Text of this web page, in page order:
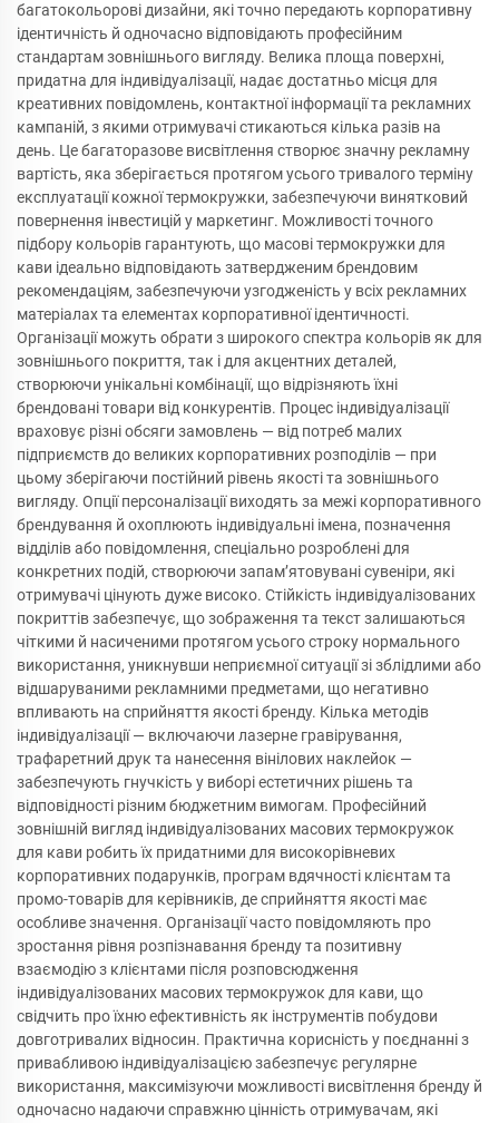
багатокольорові дизайни, які точно передають корпоративну
ідентичність й одночасно відповідають професійним
стандартам зовнішнього вигляду. Велика площа поверхні,
придатна для індивідуалізації, надає достатньо місця для
креативних повідомлень, контактної інформації та рекламних
кампаній, з якими отримувачі стикаються кілька разів на
день. Це багаторазове висвітлення створює значну рекламну
вартість, яка зберігається протягом усього тривалого терміну
експлуатації кожної термокружки, забезпечуючи винятковий
повернення інвестицій у маркетинг. Можливості точного
підбору кольорів гарантують, що масові термокружки для
кави ідеально відповідають затвердженим брендовим
рекомендаціям, забезпечуючи узгодженість у всіх рекламних
матеріалах та елементах корпоративної ідентичності.
Організації можуть обрати з широкого спектра кольорів як для
зовнішнього покриття, так і для акцентних деталей,
створюючи унікальні комбінації, що відрізняють їхні
брендовані товари від конкурентів. Процес індивідуалізації
враховує різні обсяги замовлень — від потреб малих
підприємств до великих корпоративних розподілів — при
цьому зберігаючи постійний рівень якості та зовнішнього
вигляду. Опції персоналізації виходять за межі корпоративного
брендування й охоплюють індивідуальні імена, позначення
відділів або повідомлення, спеціально розроблені для
конкретних подій, створюючи запам’ятовувані сувеніри, які
отримувачі цінують дуже високо. Стійкість індивідуалізованих
покриттів забезпечує, що зображення та текст залишаються
чіткими й насиченими протягом усього строку нормального
використання, уникнувши неприємної ситуації зі зблідлими або
відшаруваними рекламними предметами, що негативно
впливають на сприйняття якості бренду. Кілька методів
індивідуалізації — включаючи лазерне гравірування,
трафаретний друк та нанесення вінілових наклейок —
забезпечують гнучкість у виборі естетичних рішень та
відповідності різним бюджетним вимогам. Професійний
зовнішній вигляд індивідуалізованих масових термокружок
для кави робить їх придатними для високорівневих
корпоративних подарунків, програм вдячності клієнтам та
промо-товарів для керівників, де сприйняття якості має
особливе значення. Організації часто повідомляють про
зростання рівня розпізнавання бренду та позитивну
взаємодію з клієнтами після розповсюдження
індивідуалізованих масових термокружок для кави, що
свідчить про їхню ефективність як інструментів побудови
довготривалих відносин. Практична корисність у поєднанні з
привабливою індивідуалізацією забезпечує регулярне
використання, максимізуючи можливості висвітлення бренду й
одночасно надаючи справжню цінність отримувачам, які